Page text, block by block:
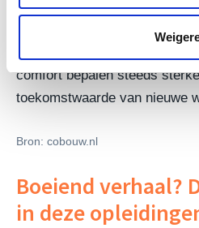
daarmee zichtbaar dat
verder gaat dan
comfort bepalen steeds
toekomstwaarde van nieuwe
Bron: cobouw.nl
Boeiend verhaal?
in deze